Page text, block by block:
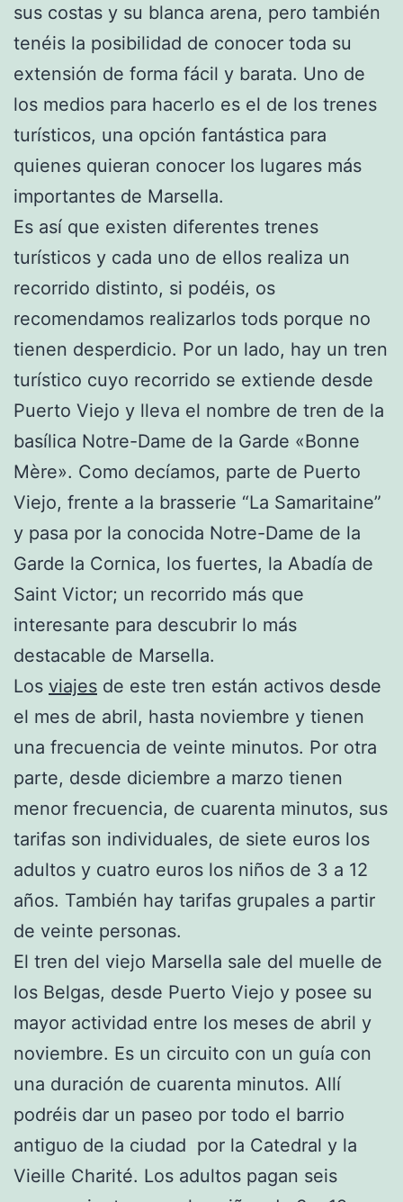
sus costas y su blanca arena, pero también
tenéis la posibilidad de conocer toda su
extensión de forma fácil y barata. Uno de
los medios para hacerlo es el de los trenes
turísticos, una opción fantástica para
quienes quieran conocer los lugares más
importantes de Marsella.
Es así que existen diferentes trenes
turísticos y cada uno de ellos realiza un
recorrido distinto, si podéis, os
recomendamos realizarlos tods porque no
tienen desperdicio. Por un lado, hay un tren
turístico cuyo recorrido se extiende desde
Puerto Viejo y lleva el nombre de tren de la
basílica Notre-Dame de la Garde «Bonne
Mère». Como decíamos, parte de Puerto
Viejo, frente a la brasserie “La Samaritaine”
y pasa por la conocida Notre-Dame de la
Garde la Cornica, los fuertes, la Abadía de
Saint Victor; un recorrido más que
interesante para descubrir lo más
destacable de Marsella.
Los viajes de este tren están activos desde
el mes de abril, hasta noviembre y tienen
una frecuencia de veinte minutos. Por otra
parte, desde diciembre a marzo tienen
menor frecuencia, de cuarenta minutos, sus
tarifas son individuales, de siete euros los
adultos y cuatro euros los niños de 3 a 12
años. También hay tarifas grupales a partir
de veinte personas.
El tren del viejo Marsella sale del muelle de
los Belgas, desde Puerto Viejo y posee su
mayor actividad entre los meses de abril y
noviembre. Es un circuito con un guía con
una duración de cuarenta minutos. Allí
podréis dar un paseo por todo el barrio
antiguo de la ciudad por la Catedral y la
Vieille Charité. Los adultos pagan seis